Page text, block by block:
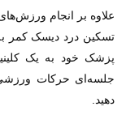
علاوه بر انجام
تسکین درد دیسک کمر
پزشک خود به یک
جلسه‌ای حرکات ورزشی
دهید.